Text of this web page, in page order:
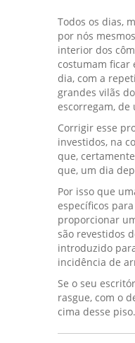
Todos os dias,
por nós
interior dos
costumam ficar
dia, com a
grandes vilãs
escorregam,
Corrigir esse
investidos, na
que,
que, um dia
Por isso que
específicos
proporcionar
são revestidos
introduzido
incidência de
Se o seu
rasgue, com o
cima desse piso.